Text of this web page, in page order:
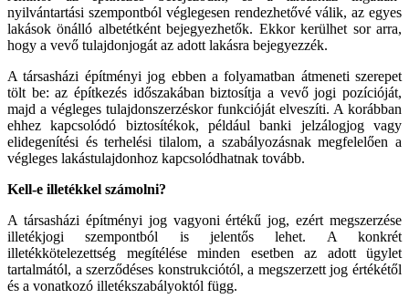
nyilvántartási szempontból véglegesen rendezhetővé válik, az egyes
lakások önálló albetétként bejegyezhetők. Ekkor kerülhet sor arra,
hogy a vevő tulajdonjogát az adott lakásra bejegyezzék.
A társasházi építményi jog ebben a folyamatban átmeneti szerepet
tölt be: az építkezés időszakában biztosítja a vevő jogi pozícióját,
majd a végleges tulajdonszerzéskor funkcióját elveszíti. A korábban
ehhez kapcsolódó biztosítékok, például banki jelzálogjog vagy
elidegenítési és terhelési tilalom, a szabályozásnak megfelelően a
végleges lakástulajdonhoz kapcsolódhatnak tovább.
Kell-e illetékkel számolni?
A társasházi építményi jog vagyoni értékű jog, ezért megszerzése
illetékjogi szempontból is jelentős lehet. A konkrét
illetékkötelezettség megítélése minden esetben az adott ügylet
tartalmától, a szerződéses konstrukciótól, a megszerzett jog értékétől
és a vonatkozó illetékszabályoktól függ.